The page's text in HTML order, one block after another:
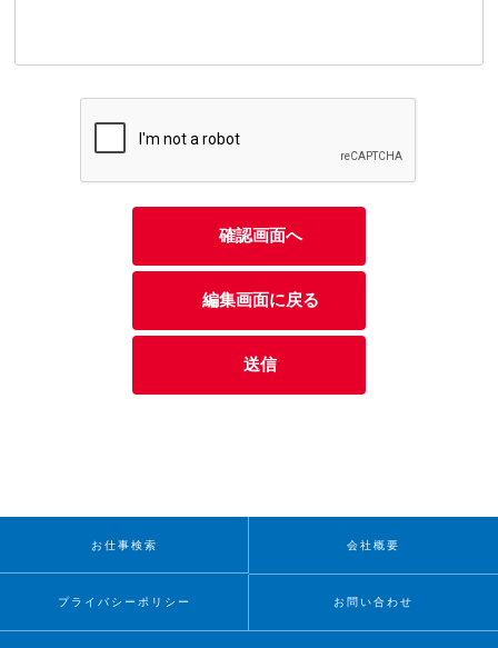
お仕事検索 会社概要
プライバシーポリシー お問い合わせ